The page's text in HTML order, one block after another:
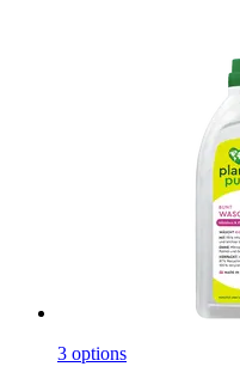
3 options